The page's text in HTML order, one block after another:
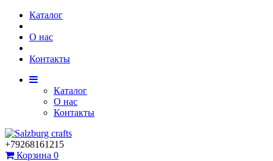
Каталог
О нас
Контакты
Каталог
О нас
Контакты
+79268161215
Корзина 0